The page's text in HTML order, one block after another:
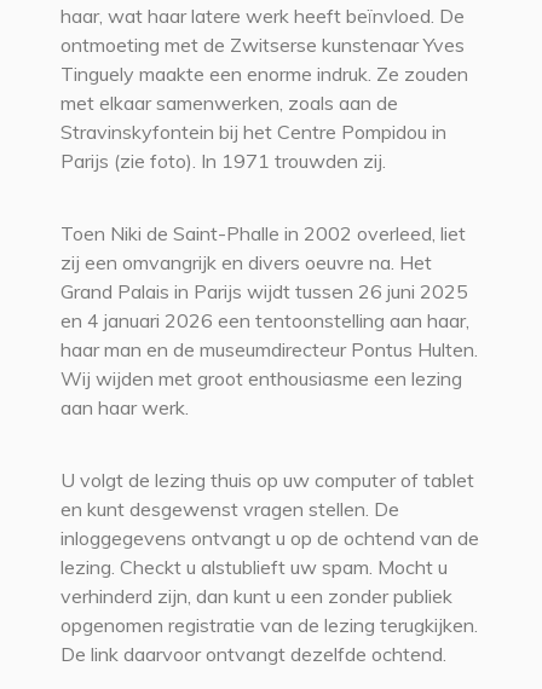
haar, wat haar latere werk heeft beïnvloed. De
ontmoeting met de Zwitserse kunstenaar Yves
Tinguely maakte een enorme indruk. Ze zouden
met elkaar samenwerken, zoals aan de
Stravinskyfontein bij het Centre Pompidou in
Parijs (zie foto). In 1971 trouwden zij.
Toen Niki de Saint-Phalle in 2002 overleed, liet
zij een omvangrijk en divers oeuvre na. Het
Grand Palais in Parijs wijdt tussen 26 juni 2025
en 4 januari 2026 een tentoonstelling aan haar,
haar man en de museumdirecteur Pontus Hulten.
Wij wijden met groot enthousiasme een lezing
aan haar werk.
U volgt de lezing thuis op uw computer of tablet
en kunt desgewenst vragen stellen. De
inloggegevens ontvangt u op de ochtend van de
lezing. Checkt u alstublieft uw spam. Mocht u
verhinderd zijn, dan kunt u een zonder publiek
opgenomen registratie van de lezing terugkijken.
De link daarvoor ontvangt dezelfde ochtend.